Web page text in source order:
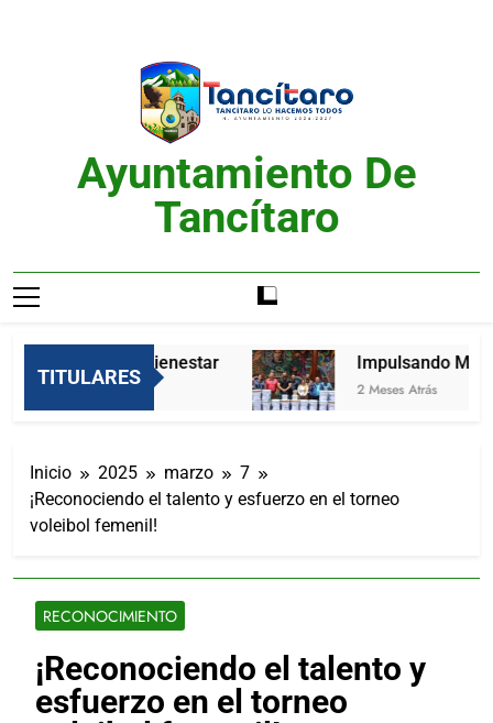
Ayuntamiento De
Tancítaro
TITULARES
Feria del Bienestar
2 Meses Atrás
Impulsando
2 Meses Atrás
Inicio 2025 marzo
7
¡Reconociendo el talento y esfuerzo en el torneo
voleibol femenil!
RECONOCIMIENTO
¡Reconociendo el talento y
esfuerzo en el torneo